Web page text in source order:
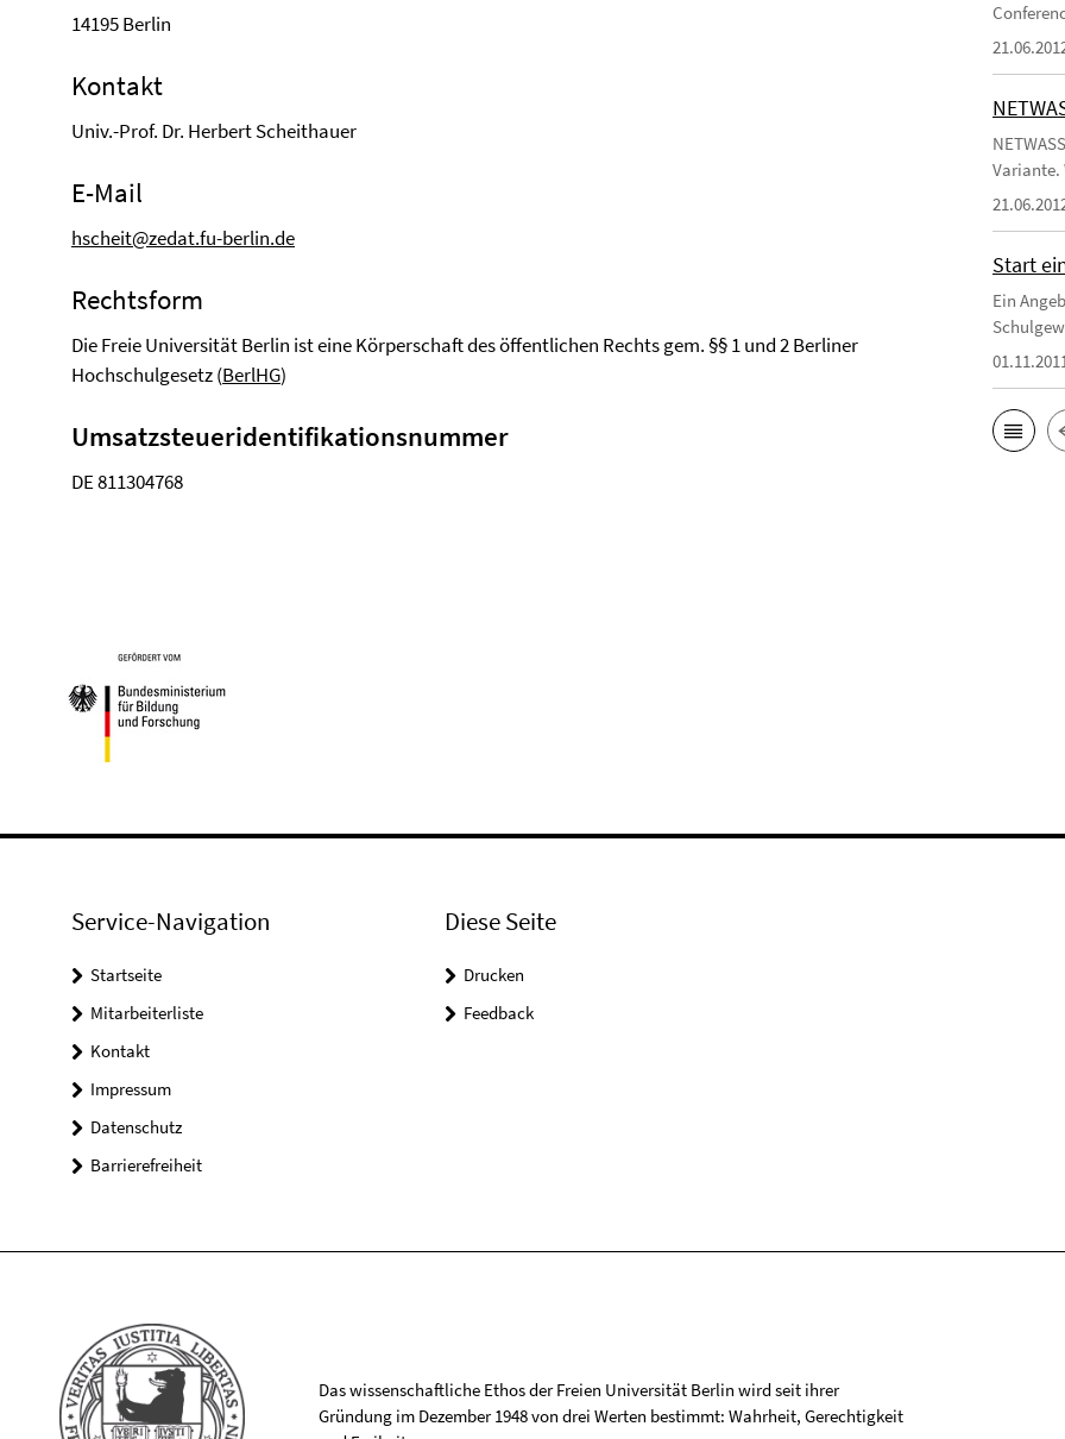
14195 Berlin
Kontakt
Univ.-Prof. Dr. Herbert Scheithauer
E-Mail
hscheit@zedat.fu-berlin.de
Rechtsform
Die Freie Universität Berlin ist eine Körperschaft des öffentlichen Rechts gem. §§ 1 und 2 Berliner
Hochschulgesetz (BerlHG)
Umsatzsteueridentifikationsnummer
DE 811304768
Variante.
Start
Ein
Service-Navigation
Startseite
Mitarbeiterliste
Kontakt
Impressum
Datenschutz
Barrierefreiheit
Diese Seite
Drucken
Feedback
Das wissenschaftliche Ethos der Freien Universität Berlin wird seit ihrer
Gründung im Dezember 1948 von drei Werten bestimmt: Wahrheit, Gerechtigkeit